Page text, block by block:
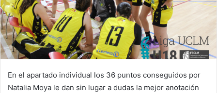
En el apartado individual los 36 puntos conseguidos por
Natalia Moya le dan sin lugar a dudas la mejor anotación